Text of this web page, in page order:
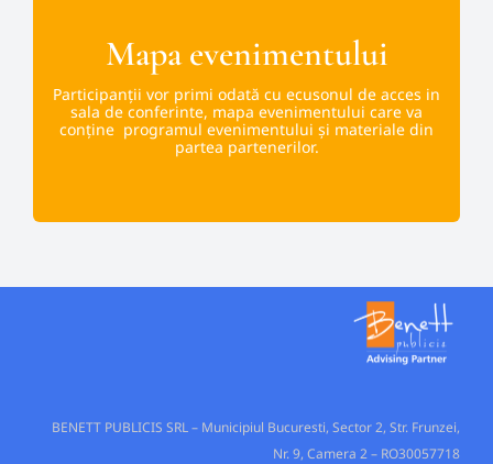
Mapa evenimentului
Participanții vor primi odată cu ecusonul de acces in
sala de conferinte, mapa evenimentului care va
conține programul evenimentului și materiale din
partea partenerilor.
BENETT PUBLICIS SRL – Municipiul Bucuresti, Sector 2, Str. Frunzei,
Nr. 9, Camera 2 – RO30057718